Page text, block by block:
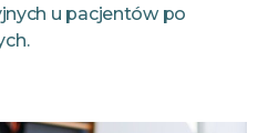
u pacjentów po